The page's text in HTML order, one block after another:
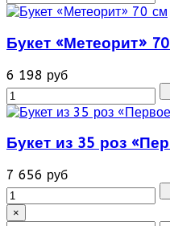
Букет «Метеорит»
6 198 руб
Букет из 35 роз
7 656 руб
×